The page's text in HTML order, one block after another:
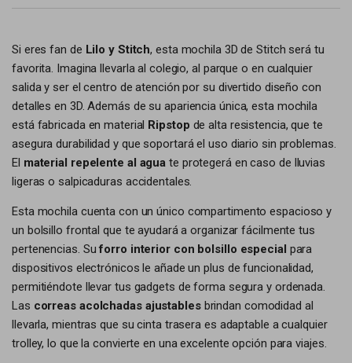
Si eres fan de Lilo y Stitch, esta mochila 3D de Stitch será tu
favorita. Imagina llevarla al colegio, al parque o en cualquier
salida y ser el centro de atención por su divertido diseño con
detalles en 3D. Además de su apariencia única, esta mochila
está fabricada en material Ripstop de alta resistencia, que te
asegura durabilidad y que soportará el uso diario sin problemas.
El material repelente al agua te protegerá en caso de lluvias
ligeras o salpicaduras accidentales.
Esta mochila cuenta con un único compartimento espacioso y
un bolsillo frontal que te ayudará a organizar fácilmente tus
pertenencias. Suforro interior con bolsillo especial para
dispositivos electrónicos le añade un plus de funcionalidad,
permitiéndote llevar tus gadgets de forma segura y ordenada.
Las correas acolchadas ajustablesbrindan comodidad al
llevarla, mientras que su cinta trasera es adaptable a cualquier
trolley, lo que la convierte en una excelente opción para viajes.